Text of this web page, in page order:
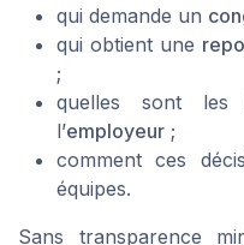
qui demande un
qui obtient une
;
quelles sont les
l’employeur ;
comment ces
équipes.
Sans transparence